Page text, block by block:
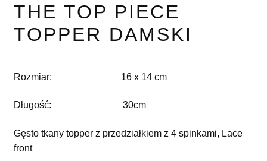
THE TOP PIECE
TOPPER DAMSKI
Rozmiar: 16 x 14 cm
Długość: 30cm
Gęsto tkany topper z przedziałkiem z 4 spinkami, Lace
front